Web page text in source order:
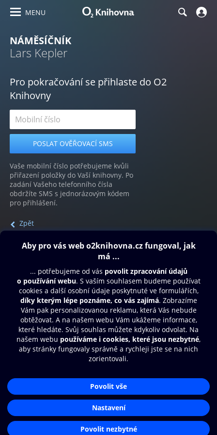
MENU
NÁMĚSÍČNÍK
Lars Kepler
Pro pokračování se přihlaste do O2
Knihovny
Vaše mobilní číslo potřebujeme kvůli
přiřazení položky do Vaší knihovny. Po
zadání Vašeho telefonního čísla
obdržíte SMS s jednorázovým kódem
pro přihlášení.
Zpět
Obsah ke stažení
Moje O2 Knihovna
Další zábava
© O2 Czech Republic a.s.
Přístupnost
Zásady zpracování osobních údajů
Nastavení cookies
Aplikace O2 Knihovna
Čti a poslouchej své e-knihy a
audioknihy rychleji a pohodlněji.